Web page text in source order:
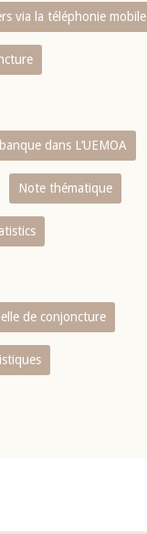
via la téléphonie mobile
dans L‘UEMOA
Note thématique
de conjoncture